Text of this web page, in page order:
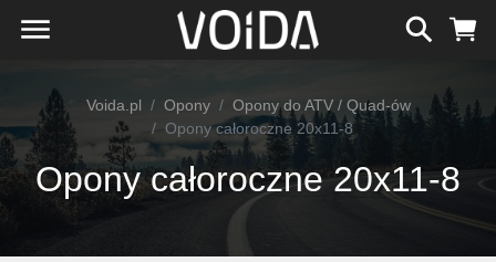
Voida.pl Opony
Opony do ATV / Quad-ów
Opony całoroczne 20x11-8
Opony całoroczne 20x11-8